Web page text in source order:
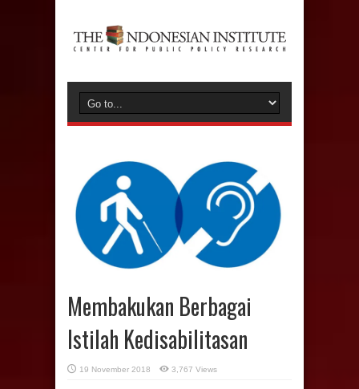
Membakukan Berbagai
Istilah Kedisabilitasan
19 November 2018 3,767 Views